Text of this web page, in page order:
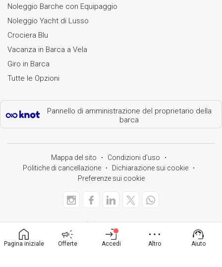
Noleggio Barche con Equipaggio
Noleggio Yacht di Lusso
Crociera Blu
Vacanza in Barca a Vela
Giro in Barca
Tutte le Opzioni
Pannello di amministrazione del proprietario della
barca
Mappa del sito
Condizioni d'uso
Politiche di cancellazione
Dichiarazione sui cookie
Preferenze sui cookie
Pagina iniziale Offerte Accedi Altro Aiuto